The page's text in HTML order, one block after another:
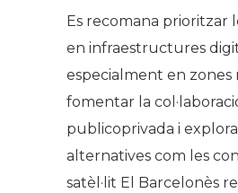
Es recomana prioritzar
en infraestructures
especialment en zones
fomentar la
publicoprivada i
alternatives com les
satèl·lit El Barcelonès